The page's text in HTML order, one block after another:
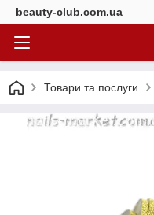
beauty-club.com.ua
Товари та послуги